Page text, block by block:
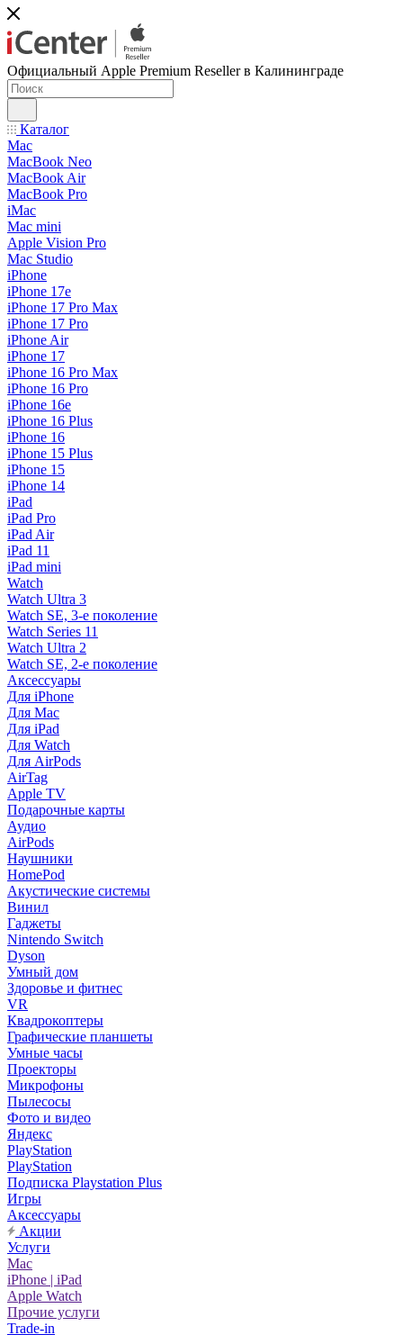
Официальный Apple Premium Reseller в Калининграде
Каталог
Mac
MacBook Neo
MacBook Air
MacBook Pro
iMac
Mac mini
Apple Vision Pro
Mac Studio
iPhone
iPhone 17e
iPhone 17 Pro Max
iPhone 17 Pro
iPhone Air
iPhone 17
iPhone 16 Pro Max
iPhone 16 Pro
iPhone 16e
iPhone 16 Plus
iPhone 16
iPhone 15 Plus
iPhone 15
iPhone 14
iPad
iPad Pro
iPad Air
iPad 11
iPad mini
Watch
Watch Ultra 3
Watch SE, 3-е поколение
Watch Series 11
Watch Ultra 2
Watch SE, 2-е поколение
Аксессуары
Для iPhone
Для Mac
Для iPad
Для Watch
Для AirPods
AirTag
Apple TV
Подарочные карты
Аудио
AirPods
Наушники
HomePod
Акустические системы
Винил
Гаджеты
Nintendo Switch
Dyson
Умный дом
Здоровье и фитнес
VR
Квадрокоптеры
Графические планшеты
Умные часы
Проекторы
Микрофоны
Пылесосы
Фото и видео
Яндекс
PlayStation
PlayStation
Подписка Playstation Plus
Игры
Аксессуары
Акции
Услуги
Mac
iPhone | iPad
Apple Watch
Прочие услуги
Trade-in